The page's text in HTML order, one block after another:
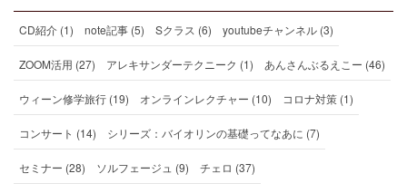
CD紹介 (1) note記事 (5) Sクラス (6) youtubeチャンネル (3)
ZOOM活用 (27) アレキサンダーテクニーク (1) あんさんぶるえこー (46)
ウィーン修学旅行 (19) オンラインレクチャー (10) コロナ対策 (1)
コンサート (14) シリーズ：バイオリンの基礎ってなあに (7)
セミナー (28) ソルフェージュ (9) チェロ (37)